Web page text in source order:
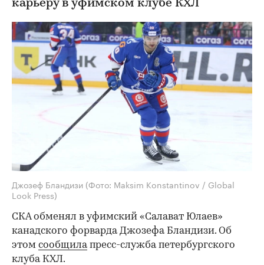
карьеру в уфимском клубе КХЛ
Джозеф Бландизи (Фото: Maksim Konstantinov / Global
Look Press)
СКА обменял в уфимский «Салават Юлаев»
канадского форварда Джозефа Бландизи. Об
этом сообщилапресс-служба петербургского
клуба КХЛ.